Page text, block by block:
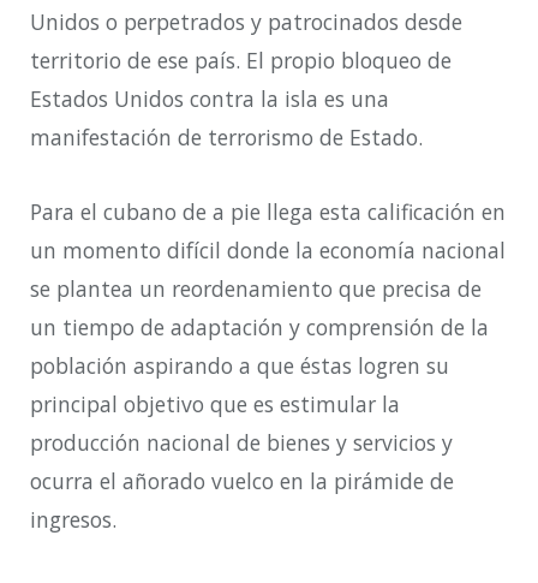
Unidos o perpetrados y patrocinados desde
territorio de ese país. El propio bloqueo de
Estados Unidos contra la isla es una
manifestación de terrorismo de Estado.
Para el cubano de a pie llega esta calificación en
un momento difícil donde la economía nacional
se plantea un reordenamiento que precisa de
un tiempo de adaptación y comprensión de la
población aspirando a que éstas logren su
principal objetivo que es estimular la
producción nacional de bienes y servicios y
ocurra el añorado vuelco en la pirámide de
ingresos.